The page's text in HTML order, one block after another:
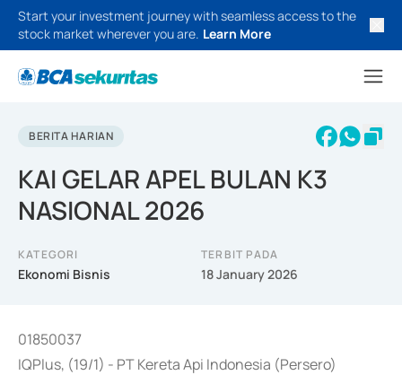
Start your investment journey with seamless access to the
stock market wherever you are. Learn More
BERITA HARIAN
KAI GELAR APEL BULAN K3
NASIONAL 2026
KATEGORI
Ekonomi Bisnis
TERBIT PADA
18 January 2026
01850037
IQPlus, (19/1) - PT Kereta Api Indonesia (Persero)